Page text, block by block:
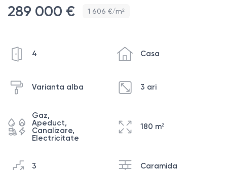
289 000 € 1 606 €/m²
4 Casa
Varianta alba 3 ari
Gaz,
Apeduct,
Canalizare,
Electricitate
180 m²
3 Caramida